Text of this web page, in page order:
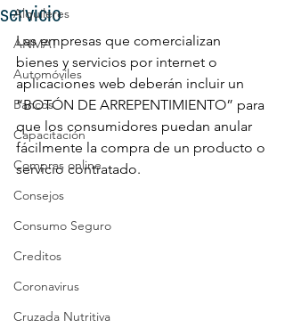
Alquileres
ANMAT
Automóviles
Bancos
Capacitación
Compras online
Consejos
Consumo Seguro
Creditos
Coronavirus
Cruzada Nutritiva
servicio
Las empresas que comercializan
bienes y servicios por internet o
aplicaciones web deberán incluir un
“BOTÓN DE ARREPENTIMIENTO” para
que los consumidores puedan anular
fácilmente la compra de un producto o
servicio contratado.